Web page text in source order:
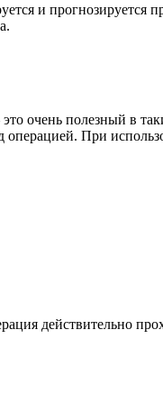
и
очень полезный в
операцией. При
действительно